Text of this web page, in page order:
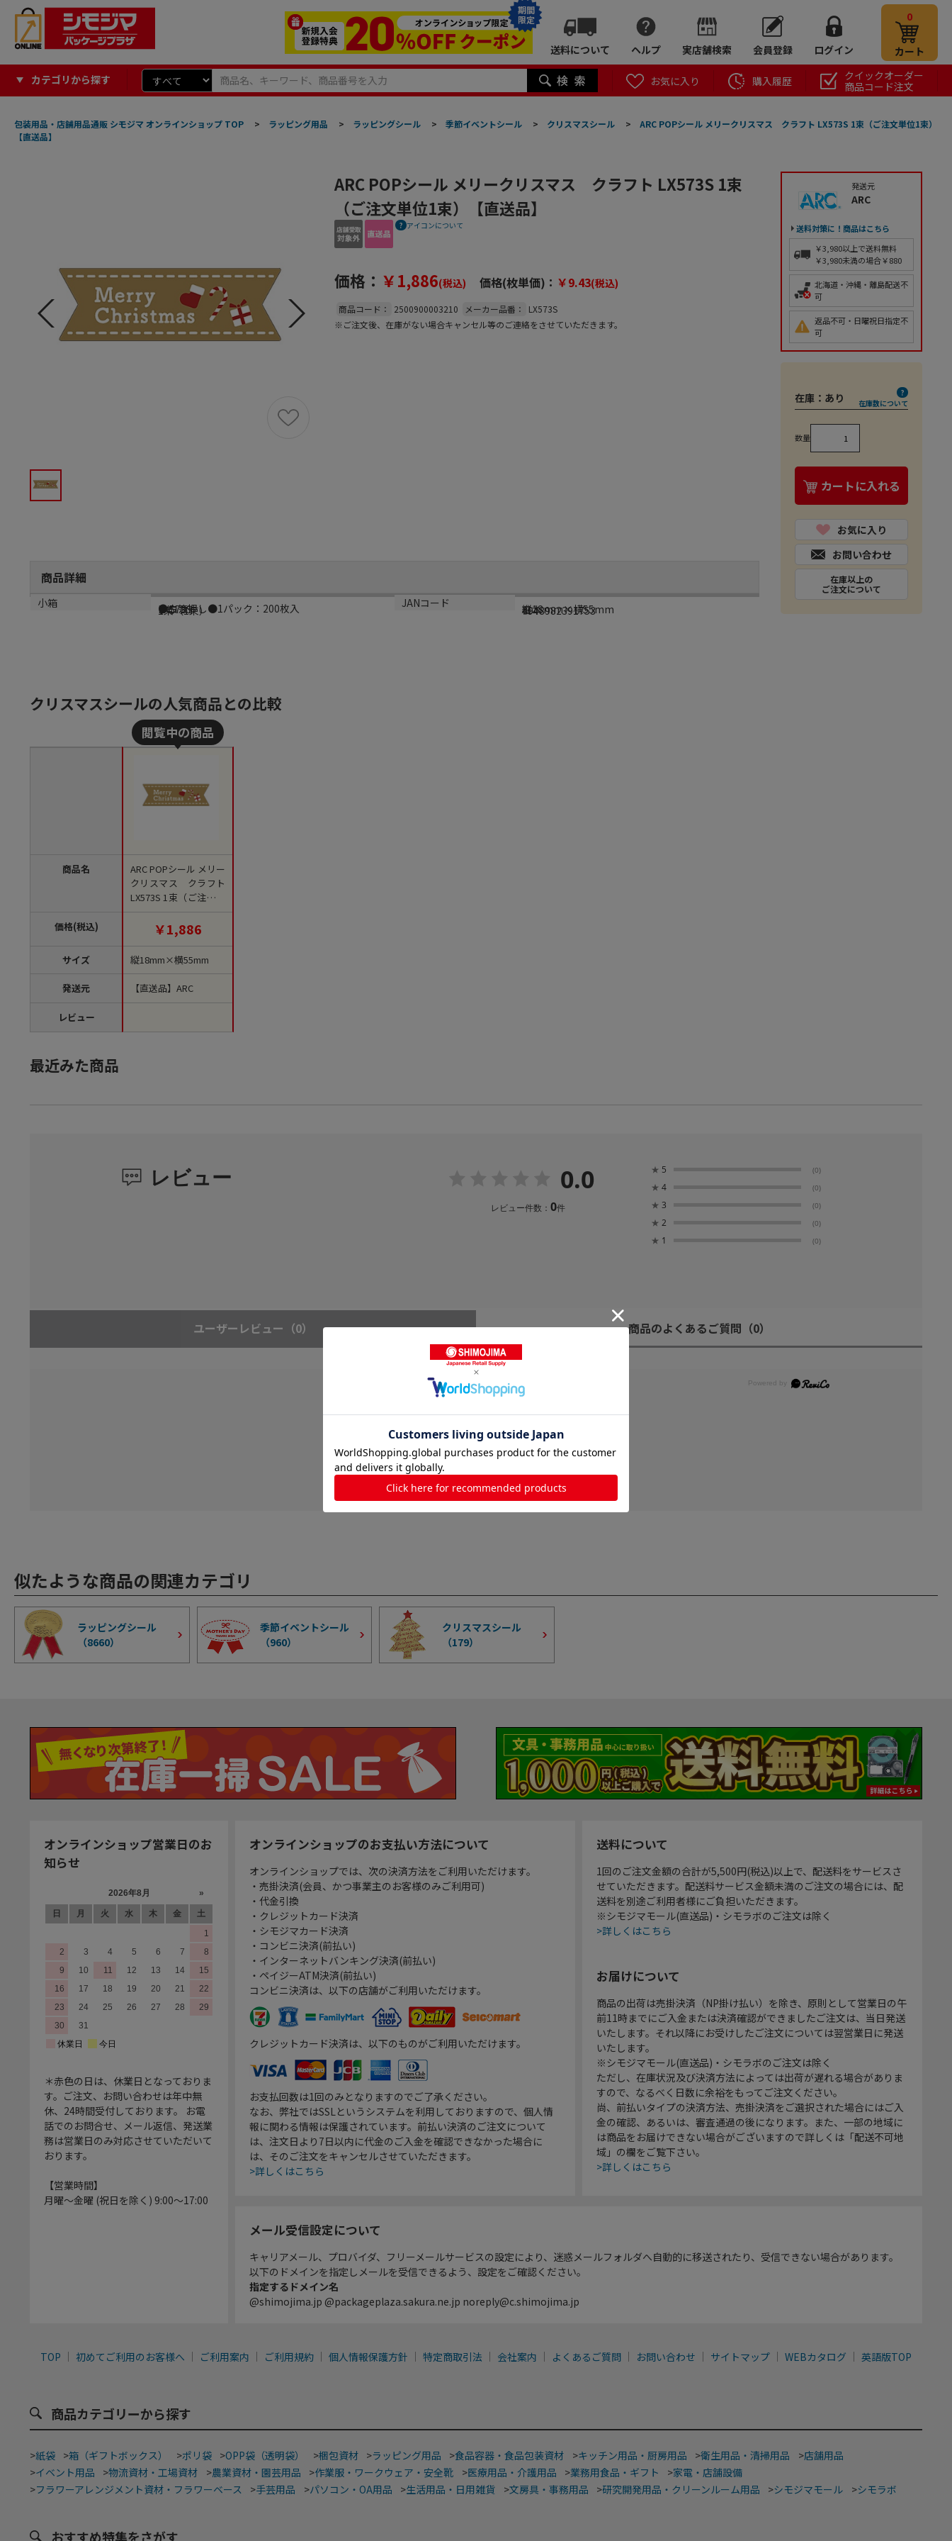
期間
限定
送料について ヘルプ 実店舗検索 会員登録 ログイン
0
カート
カテゴリから探す お気に入り 購入履歴
クイックオーダー
商品コード注文
包装用品・店舗用品通販 シモジマ オンラインショップ TOP > ラッピング用品 > ラッピングシール > 季節イベントシール > クリスマスシール >
ARC POPシール メリークリスマス クラフト LX573S 1束（ご注文単位1束）
【直送品】
ARC POPシール メリークリスマス クラフト LX573S 1束
（ご注文単位1束）【直送品】
アイコンについて
価格： ￥1,886(税込) 価格(枚単価)： ￥9.43(税込)
商品コード： 2500900003210 メーカー品番：
LX573S
※ご注文後、在庫がない場合キャンセル等のご連絡をさせていただきます。
商品詳細
商品説明
●白箔押し●1パック：200枚入
メーカー品番
LX573S
サイズ
縦18mm×横55mm
材質
クラフト
生産国
日本
小箱
1束（1束）
JANコード
4948982391753
発送元
ARC
送料対策に！商品はこちら
￥3,980以上で送料無料
￥3,980未満の場合￥880
北海道・沖縄・離島配送不
可
返品不可・日曜祝日指定不
可
在庫： あり 在庫数について
数量
カートに入れる
お気に入り
お問い合わせ
在庫以上の
ご注文について
クリスマスシールの人気商品との比較
商品名
価格(税込)
サイズ
発送元
レビュー
ARC POPシール メリー
クリスマス クラフト
LX573S 1束（ご注文単
位1束）【直送品】
￥1,886
縦18mm×横55mm
【直送品】ARC
最近みた商品
レビュー 0.0
レビュー件数： 0件
★ 5 (0)
★ 4 (0)
★ 3 (0)
★ 2 (0)
★ 1 (0)
ユーザーレビュー （0） 商品のよくあるご質問 （0）
似たような商品の関連カテゴリ
ラッピングシール
（8660）
季節イベントシール
（960）
クリスマスシール
（179）
オンラインショップ営業日のお
知らせ
＊赤色の日は、休業日となっておりま
す。ご注文、お問い合わせは年中無
休、24時間受付しております。 お電
話でのお問合せ、メール返信、発送業
務は営業日のみ対応させていただいて
おります。
【営業時間】
月曜～金曜 (祝日を除く) 9:00～17:00
オンラインショップのお支払い方法について
オンラインショップでは、次の決済方法をご利用いただけます。
・売掛決済(会員、かつ事業主のお客様のみご利用可)
・代金引換
・クレジットカード決済
・シモジマカード決済
・コンビニ決済(前払い)
・インターネットバンキング決済(前払い)
・ペイジーATM決済(前払い)
コンビニ決済は、以下の店舗がご利用いただけます。
クレジットカード決済は、以下のものがご利用いただけます。
お支払回数は1回のみとなりますのでご了承ください。
なお、弊社ではSSLというシステムを利用しておりますので、個人情
報に関わる情報は保護されています。前払い決済のご注文について
は、注文日より7日以内に代金のご入金を確認できなかった場合に
は、そのご注文をキャンセルさせていただきます。
>詳しくはこちら
送料について
1回のご注文金額の合計が5,500円(税込)以上で、配送料をサービスさ
せていただきます。配送料サービス金額未満のご注文の場合には、配
送料を別途ご利用者様にご負担いただきます。
※シモジマモール(直送品)・シモラボのご注文は除く
>詳しくはこちら
お届けについて
商品の出荷は売掛決済（NP掛け払い）を除き、原則として営業日の午
前11時までにご入金または決済確認ができましたご注文は、当日発送
いたします。それ以降にお受けしたご注文については翌営業日に発送
いたします。
※シモジマモール(直送品)・シモラボのご注文は除く
ただし、在庫状況及び決済方法によっては出荷が遅れる場合がありま
すので、なるべく日数に余裕をもってご注文ください。
尚、前払いタイプの決済方法、売掛決済をご選択された場合にはご入
金の確認、あるいは、審査通過の後になります。また、一部の地域に
は商品をお届けできない場合がございますので詳しくは「配送不可地
域」の欄をご覧下さい。
>詳しくはこちら
メール受信設定について
キャリアメール、プロバイダ、フリーメールサービスの設定により、迷惑メールフォルダへ自動的に移送されたり、受信できない場合があります。
以下のドメインを指定しメールを受信できるよう、設定をご確認ください。
指定するドメイン名
@shimojima.jp @packageplaza.sakura.ne.jp noreply@c.shimojima.jp
TOP 初めてご利用のお客様へ ご利用案内 ご利用規約 個人情報保護方針 特定商取引法 会社案内 よくあるご質問 お問い合わせ サイトマップ WEBカタログ 英語版TOP
商品カテゴリーから探す
>紙袋 >箱（ギフトボックス） >ポリ袋 >OPP袋（透明袋） >梱包資材 >ラッピング用品 >食品容器・食品包装資材 >キッチン用品・厨房用品 >衛生用品・清掃用品 >店舗用品
>イベント用品 >物流資材・工場資材 >農業資材・園芸用品 >作業服・ワークウェア・安全靴 >医療用品・介護用品 >業務用食品・ギフト >家電・店舗設備
>フラワーアレンジメント資材・フラワーベース >手芸用品 >パソコン・OA用品 >生活用品・日用雑貨 >文房具・事務用品 >研究開発用品・クリーンルーム用品 >シモジマモール >シモラボ
おすすめ特集をさがす